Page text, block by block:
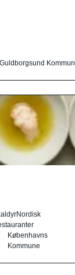
Guldborgsund
Nordisk
Københavns
Kommune